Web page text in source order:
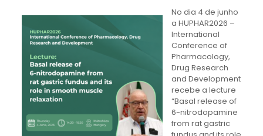
No dia 4 de junho
a HUPHAR2026 –
International
Conference of
Pharmacology,
Drug Research
and Development
recebe a lecture
“Basal release of
6-nitrodopamine
from rat gastric